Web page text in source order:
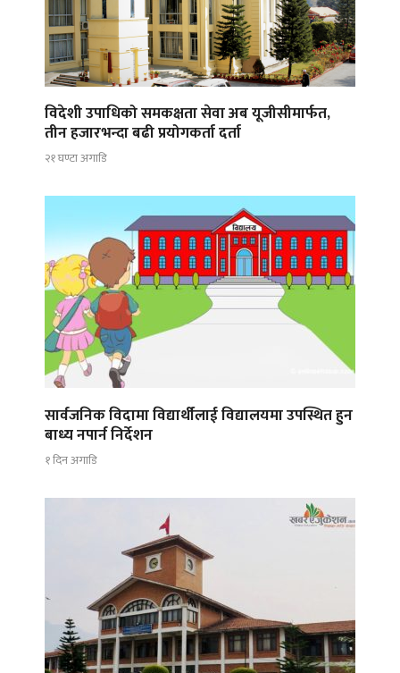
विदेशी उपाधिको समकक्षता सेवा अब यूजीसीमार्फत,
तीन हजारभन्दा बढी प्रयोगकर्ता दर्ता
२१ घण्टा अगाडि
सार्वजनिक विदामा विद्यार्थीलाई विद्यालयमा उपस्थित हुन
बाध्य नपार्न निर्देशन
१ दिन अगाडि